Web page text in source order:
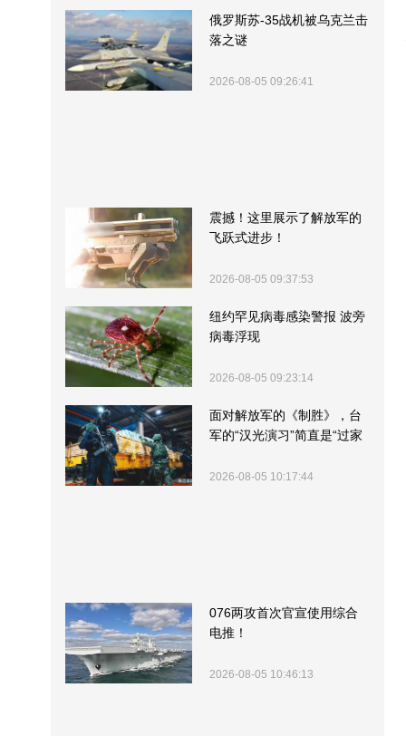
俄罗斯苏-35战机被乌克兰击
落之谜
2026-08-05 09:26:41
震撼！这里展示了解放军的
飞跃式进步！
2026-08-05 09:37:53
纽约罕见病毒感染警报 波旁
病毒浮现
2026-08-05 09:23:14
面对解放军的《制胜》，台
军的“汉光演习”简直是“过家
2026-08-05 10:17:44
076两攻首次官宣使用综合
电推！
2026-08-05 10:46:13